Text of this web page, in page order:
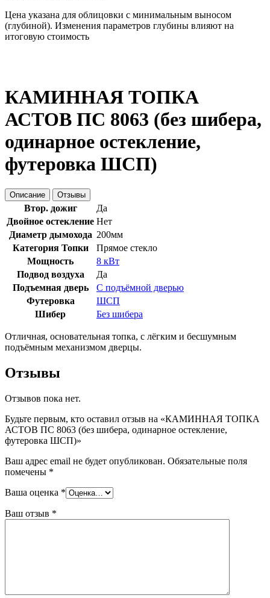
Цена указана для облицовки с минимальным выносом
(глубиной). Изменения параметров глубины влияют на
итоговую стоимость
КАМИННАЯ ТОПКА
АСТОВ ПС 8063 (без шибера,
одинарное остекление,
футеровка ШСП)
Описание Отзывы
Втор. дожиг
Да
Двойное остекление Нет
Диаметр дымохода 200мм
Категория Топки
Прямое стекло
Мощность
8 кВт
Подвод воздуха
Да
Подъемная дверь
С подъёмной дверью
Футеровка
ШСП
Шибер
Без шибера
Отличная, основательная топка, с лёгким и бесшумным
подъёмным механизмом дверцы.
Отзывы
Отзывов пока нет.
Будьте первым, кто оставил отзыв на «КАМИННАЯ ТОПКА
АСТОВ ПС 8063 (без шибера, одинарное остекление,
футеровка ШСП)»
Ваш адрес email не будет опубликован. Обязательные поля
помечены *
Ваша оценка *
Ваш отзыв *